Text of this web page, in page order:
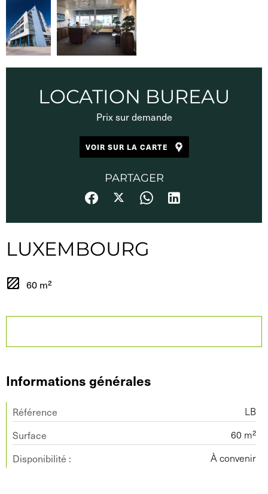
LOCATION BUREAU
Prix sur demande
VOIR SUR LA CARTE
PARTAGER
LUXEMBOURG
60 m²
Informations générales
Référence LB
Surface 60 m²
Disponibilité : À convenir